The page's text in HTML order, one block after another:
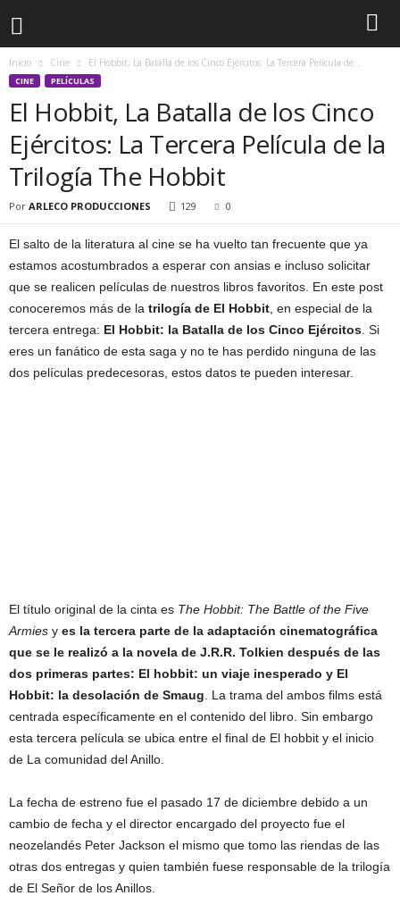
Inicio Cine El Hobbit, La Batalla de los Cinco Ejércitos: La Tercera Película de...
CINE PELÍCULAS
El Hobbit, La Batalla de los Cinco
Ejércitos: La Tercera Película de la
Trilogía The Hobbit
Por ARLECO PRODUCCIONES 129 0
El salto de la literatura al cine se ha vuelto tan frecuente que ya
estamos acostumbrados a esperar con ansias e incluso solicitar
que se realicen películas de nuestros libros favoritos. En este post
conoceremos más de la trilogía de El Hobbit , en especial de la
tercera entrega: El Hobbit: la Batalla de los Cinco Ejércitos . Si
eres un fanático de esta saga y no te has perdido ninguna de las
dos películas predecesoras, estos datos te pueden interesar.
El título original de la cinta es The Hobbit: The Battle of the Five
Armies y es la tercera parte de la adaptación cinematográfica
que se le realizó a la novela de J.R.R. Tolkien después de las
dos primeras partes: El hobbit: un viaje inesperado y El
Hobbit: la desolación de Smaug . La trama del ambos films está
centrada específicamente en el contenido del libro. Sin embargo
esta tercera película se ubica entre el final de El hobbit y el inicio
de La comunidad del Anillo.
La fecha de estreno fue el pasado 17 de diciembre debido a un
cambio de fecha y el director encargado del proyecto fue el
neozelandés Peter Jackson el mismo que tomo las riendas de las
otras dos entregas y quien también fuese responsable de la trilogía
de El Señor de los Anillos.